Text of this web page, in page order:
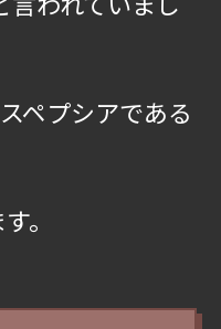
ペプシアである
。